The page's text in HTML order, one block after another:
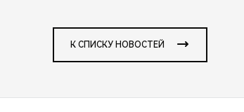
К СПИСКУ НОВОСТЕЙ